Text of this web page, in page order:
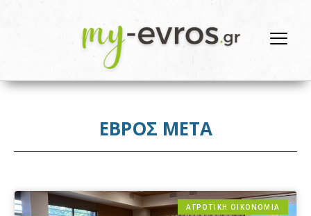
ΕΒΡΟΣ ΜΕΤΑ
ΑΓΡΟΤΙΚΗ ΟΙΚΟΝΟΜΙΑ